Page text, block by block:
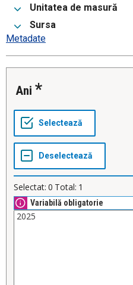
Unitatea de masură
Sursa
Metadate
Ani
Selectat: 0 Total: 1
Variabilă obligatorie